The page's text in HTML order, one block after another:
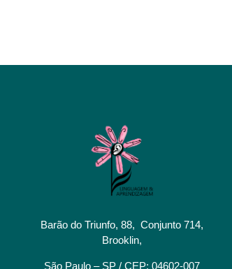
Barão do Triunfo, 88, Conjunto 714,
Brooklin,
São Paulo – SP / CEP: 04602-007